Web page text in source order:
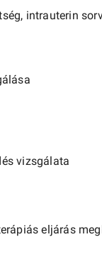
intrauterin
vizsgálata
eljárás